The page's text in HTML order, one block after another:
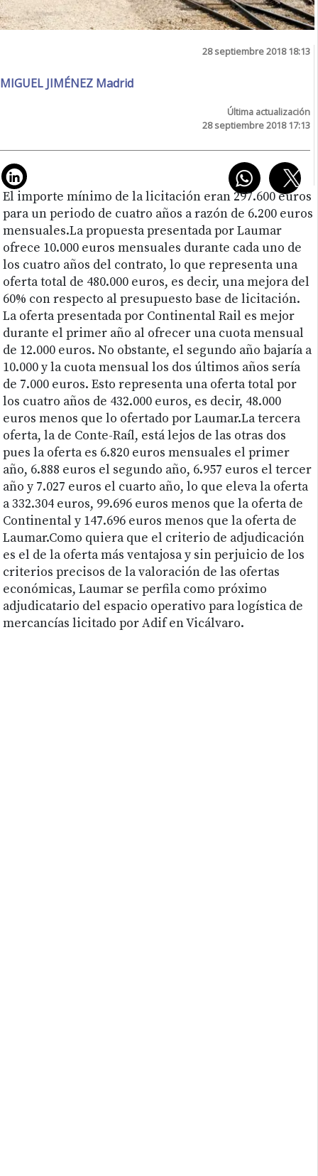
28 septiembre 2018 18:13
MIGUEL JIMÉNEZ Madrid
Última actualización
28 septiembre 2018 17:13
El importe mínimo de la licitación eran 297.600 euros
para un periodo de cuatro años a razón de 6.200 euros
mensuales.La propuesta presentada por Laumar
ofrece 10.000 euros mensuales durante cada uno de
los cuatro años del contrato, lo que representa una
oferta total de 480.000 euros, es decir, una mejora del
60% con respecto al presupuesto base de licitación.
La oferta presentada por Continental Rail es mejor
durante el primer año al ofrecer una cuota mensual
de 12.000 euros. No obstante, el segundo año bajaría a
10.000 y la cuota mensual los dos últimos años sería
de 7.000 euros. Esto representa una oferta total por
los cuatro años de 432.000 euros, es decir, 48.000
euros menos que lo ofertado por Laumar.La tercera
oferta, la de Conte-Raíl, está lejos de las otras dos
pues la oferta es 6.820 euros mensuales el primer
año, 6.888 euros el segundo año, 6.957 euros el tercer
año y 7.027 euros el cuarto año, lo que eleva la oferta
a 332.304 euros, 99.696 euros menos que la oferta de
Continental y 147.696 euros menos que la oferta de
Laumar.Como quiera que el criterio de adjudicación
es el de la oferta más ventajosa y sin perjuicio de los
criterios precisos de la valoración de las ofertas
económicas, Laumar se perfila como próximo
adjudicatario del espacio operativo para logística de
mercancías licitado por Adif en Vicálvaro.